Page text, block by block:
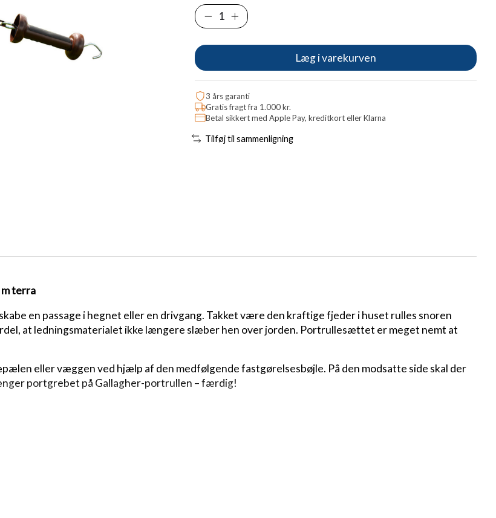
Læg i varekurven
3 års garanti
Gratis fragt fra 1.000 kr.
Betal sikkert med Apple Pay, kreditkort eller Klarna
Tilføj til sammenligning
terra
en passage i hegnet eller en drivgang. Takket være den kraftige fjeder i huset rulles snoren
at ledningsmaterialet ikke længere slæber hen over jorden. Portrullesættet er meget nemt at
eller væggen ved hjælp af den medfølgende fastgørelsesbøjle. På den modsatte side skal der
portgrebet på Gallagher-portrullen – færdig!
dyrene.